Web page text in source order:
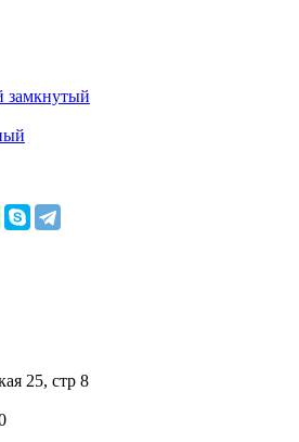
замкнутый
25, стр 8